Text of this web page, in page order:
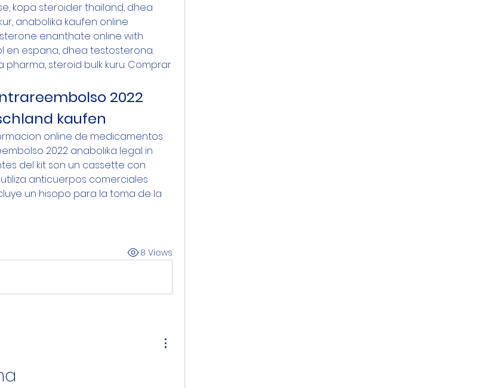
kopa steroider thailand, dhea
anabolika kaufen online
enanthate online with
en espana, dhea testosterona.
steroid bulk kuru. Comprar
2022
kaufen
online de medicamentos
2022 anabolika legal in
del kit son un cassette con
anticuerpos comerciales
un hisopo para la toma de la
8 Views